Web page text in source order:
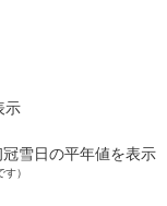
示
雪日の平年値を表示
）